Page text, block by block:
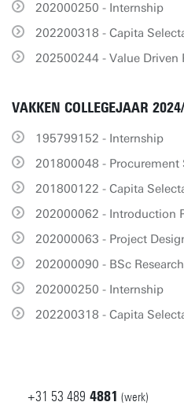
202000250 - Internship
202200318 - Capita
202500244 - Value Driven
VAKKEN COLLEGEJAAR
195799152 - Internship
201800048 - Procurement
201800122 - Capita
202000062 - Introduction
202000063 - Project
202000090 - BSc
202000250 - Internship
202200318 - Capita
+31 53 489 4881 (werk)